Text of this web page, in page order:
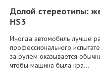
Долой стереотипы:
HS3
Иногда автомобиль лучше
профессионального
за рулём оказывается
чтобы машина была кра...